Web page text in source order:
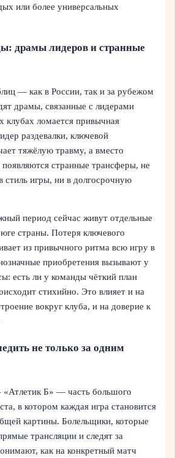
или более универсальных
драмы лидеров и странные
— как в России, так и за рубежом
драмы, связанные с лидерами
клубах ломается привычная
раздевалки, ключевой
тяжёлую травму, а вместо
появляются странные трансферы, не
стиль игры, ни в долгосрочную
период сейчас живут отдельные
страны. Потеря ключевого
из привычного ритма всю игру в
приобретения вызывают у
есть ли у команды чёткий план
стихийно. Это влияет и на
вокруг клуба, и на доверие к
не только за одним
«Атлетик Б» — часть большого
в котором каждая игра становится
картины. Болельщики, которые
трансляции и следят за
как на конкретный матч